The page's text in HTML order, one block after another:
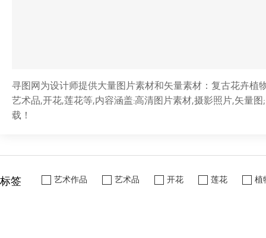
寻图网为设计师提供大量图片素材和矢量素材：复古花卉植
艺术品,开花,莲花等,内容涵盖:高清图片素材,摄影照片,矢量
载！
标签 艺术作品 艺术品 开花 莲花 植